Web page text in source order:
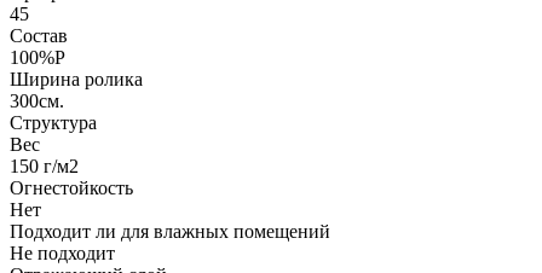
45
Состав
100%P
Ширина ролика
300см.
Структура
Вес
150 г/м2
Огнестойкость
Нет
Подходит ли для влажных помещений
Не подходит